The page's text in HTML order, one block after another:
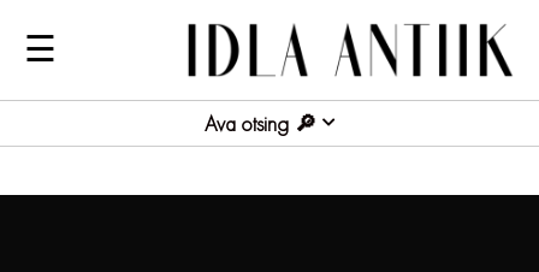
☰
Ava otsing